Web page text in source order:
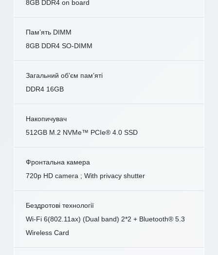
8GB DDR4 on board
Пам’ять DIMM
8GB DDR4 SO-DIMM
Загальний об’єм пам’яті
DDR4 16GB
Накопичувач
512GB M.2 NVMe™ PCIe® 4.0 SSD
Фронтальна камера
720p HD camera ; With privacy shutter
Бездротові технології
Wi-Fi 6(802.11ax) (Dual band) 2*2 + Bluetooth® 5.3
Wireless Card